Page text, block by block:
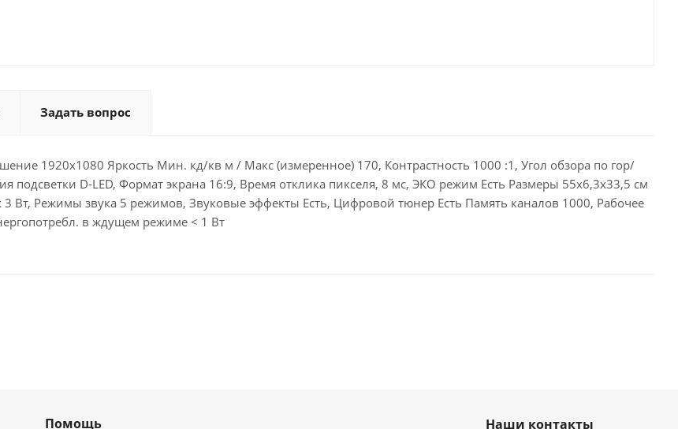
Задать вопрос
1920x1080 Яркость Мин. кд/кв м / Макс (измеренное) 170, Контрастность 1000 :1, Угол обзора по гор/
подсветки D-LED, Формат экрана 16:9, Время отклика пикселя, 8 мс, ЭКО режим Есть Размеры 55х6,3х33,5 см
3 Вт, Режимы звука 5 режимов, Звуковые эффекты Есть, Цифровой тюнер Есть Память каналов 1000, Рабочее
в ждущем режиме < 1 Вт
Помощь Наши контакты